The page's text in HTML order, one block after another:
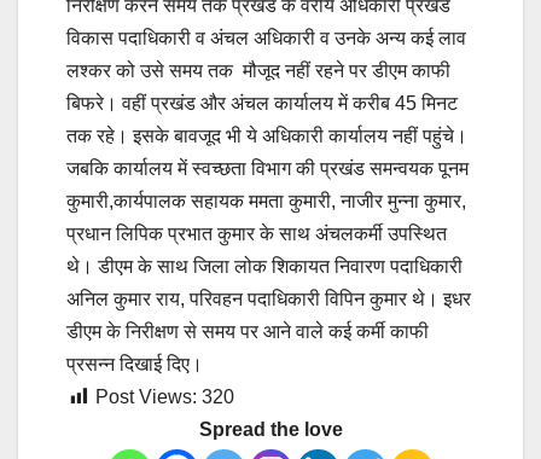
निरीक्षण करने समय तक प्रखंड के वरीय अधिकारी प्रखंड
विकास पदाधिकारी व अंचल अधिकारी व उनके अन्य कई लाव
लश्कर को उसे समय तक मौजूद नहीं रहने पर डीएम काफी
बिफरे। वहीं प्रखंड और अंचल कार्यालय में करीब 45 मिनट
तक रहे। इसके बावजूद भी ये अधिकारी कार्यालय नहीं पहुंचे।
जबकि कार्यालय में स्वच्छता विभाग की प्रखंड समन्वयक पूनम
कुमारी,कार्यपालक सहायक ममता कुमारी, नाजीर मुन्ना कुमार,
प्रधान लिपिक प्रभात कुमार के साथ अंचलकर्मी उपस्थित
थे। डीएम के साथ जिला लोक शिकायत निवारण पदाधिकारी
अनिल कुमार राय, परिवहन पदाधिकारी विपिन कुमार थे। इधर
डीएम के निरीक्षण से समय पर आने वाले कई कर्मी काफी
प्रसन्न दिखाई दिए।
Post Views: 320
Spread the love